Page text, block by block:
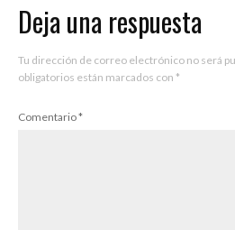
Deja una respuesta
Tu dirección de correo electrónico no será
obligatorios están marcados con *
Comentario*